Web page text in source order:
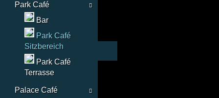
Park Café
Bar
Park Café
Sitzbereich
Park Café
Terrasse
Palace Café